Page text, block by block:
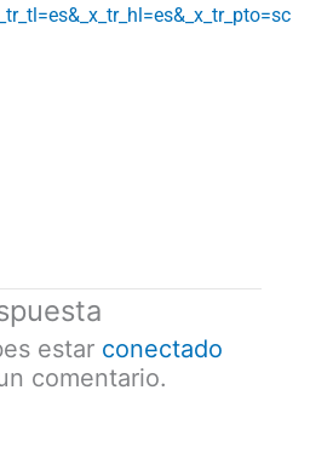
estar conectado
comentario.